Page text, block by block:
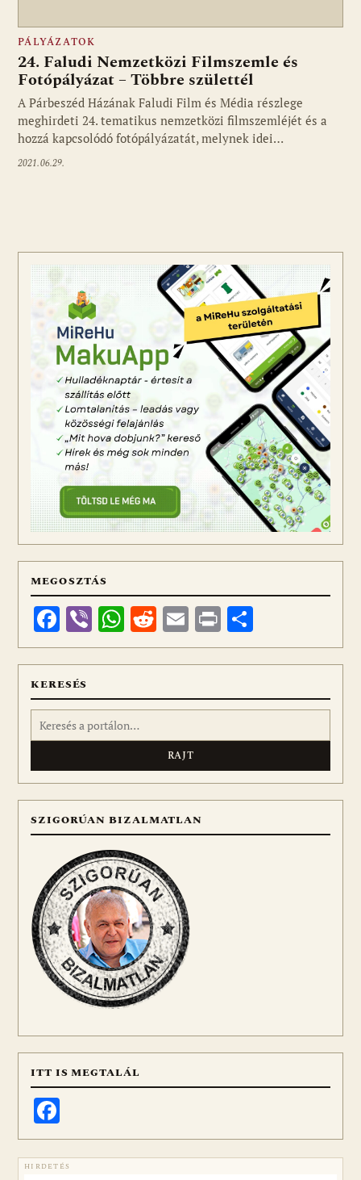
PÁLYÁZATOK
24. Faludi Nemzetközi Filmszemle és
Fotópályázat – Többre születtél
A Párbeszéd Házának Faludi Film és Média részlege
meghirdeti 24. tematikus nemzetközi filmszemléjét és a
hozzá kapcsolódó fotópályázatát, melynek idei…
2021.06.29.
MEGOSZTÁS
Facebook
ViberWhatsApp
Reddit
Email
Print
meg
KERESÉS
Keresés:
SZIGORÚAN BIZALMATLAN
ITT IS MEGTALÁL
HIRDETÉS